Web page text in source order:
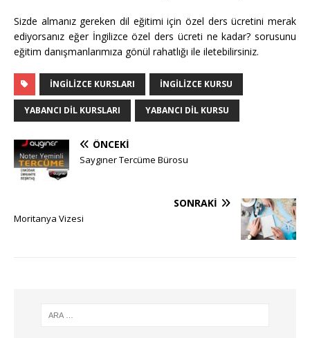
Sizde almanız gereken dil eğitimi için özel ders ücretini merak
ediyorsanız eğer İngilizce özel ders ücreti ne kadar? sorusunu
eğitim danışmanlarımıza gönül rahatlığı ile iletebilirsiniz.
İNGILIZCE KURSLARI INGILIZCE KURSU
YABANCI DIL KURSLARI YABANCI DIL KURSU
ÖNCEKI
Saygıner Tercüme Bürosu
SONRAKI
Moritanya Vizesi